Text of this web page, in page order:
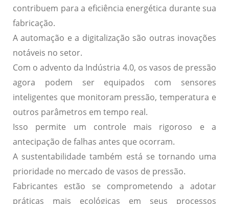
contribuem para a eficiência energética durante sua
fabricação.
Aautomação e a digitalização são outras inovações
notáveis no setor.
Com o advento da Indústria 4.0, os vasos de pressão
agora podem ser equipados com sensores
inteligentes que monitoram pressão, temperatura e
outros parâmetros em tempo real.
Isso permite um controle mais rigoroso e a
antecipação de falhas antes que ocorram.
A sustentabilidade também está se tornando uma
prioridade no mercado de vasos de pressão.
Fabricantes estão se comprometendo a adotar
práticas mais ecológicas em seus processos